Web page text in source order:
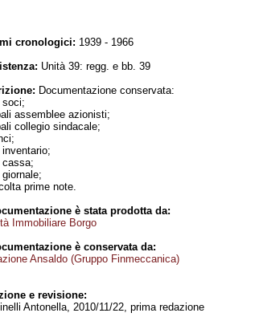
cronologici: 1939 - 1966
Unità 39: regg. e bb. 39
Documentazione conservata:
soci;
assemblee azionisti;
collegio sindacale;
cassa;
prime note.
è stata prodotta da:
Immobiliare Borgo
è conservata da:
Ansaldo (Gruppo Finmeccanica)
e revisione:
Antonella, 2010/11/22, prima redazione